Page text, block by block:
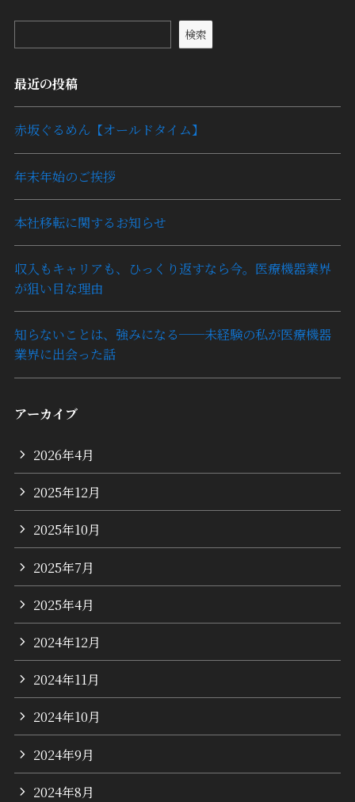
検索
最近の投稿
赤坂ぐるめん【オールドタイム】
年末年始のご挨拶
本社移転に関するお知らせ
収入もキャリアも、ひっくり返すなら今。医療機器業界
が狙い目な理由
知らないことは、強みになる──未経験の私が医療機器
業界に出会った話
アーカイブ
2026年4月
2025年12月
2025年10月
2025年7月
2025年4月
2024年12月
2024年11月
2024年10月
2024年9月
2024年8月